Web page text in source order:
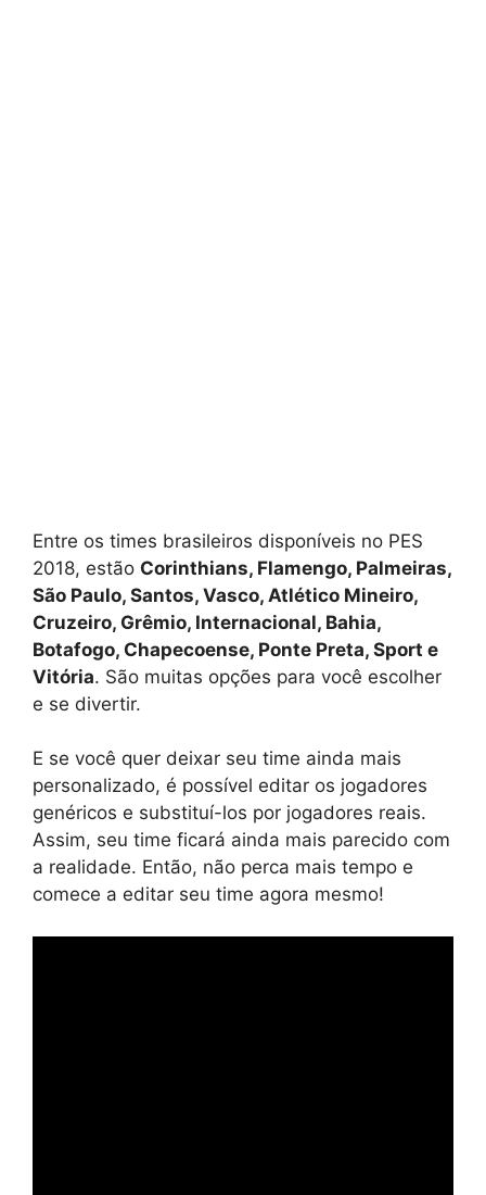
Entre os times brasileiros disponíveis no PES
2018, estão Corinthians, Flamengo, Palmeiras,
São Paulo, Santos, Vasco, Atlético Mineiro,
Cruzeiro, Grêmio, Internacional, Bahia,
Botafogo, Chapecoense, Ponte Preta, Sport e
Vitória. São muitas opções para você escolher
e se divertir.
E se você quer deixar seu time ainda mais
personalizado, é possível editar os jogadores
genéricos e substituí-los por jogadores reais.
Assim, seu time ficará ainda mais parecido com
a realidade. Então, não perca mais tempo e
comece a editar seu time agora mesmo!